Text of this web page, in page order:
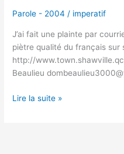
Parole - 2004 / imperatif
J’ai fait une plainte par
piètre qualité du français sur
http://
Beaulieu
Lire la suite »